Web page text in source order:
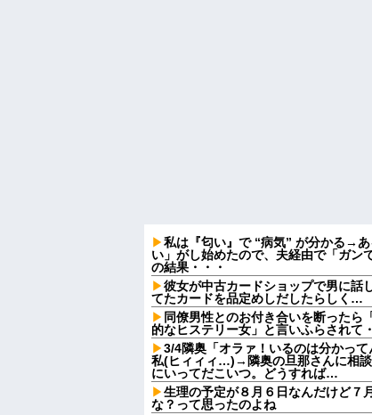
私は『匂い』で “病気” が分かる→
い」がし始めたので、夫経由で「ガン
の結果・・・
彼女が中古カードショップで男に話
てたカードを品定めしだしたらしく…
同僚男性とのお付き合いを断ったら
的なヒステリー女」と言いふらされて
3/4隣奥「オラァ！いるのは分かっ
私(ヒィィィ…)→隣奥の旦那さんに相
にいってだこいつ。どうすれば…
生理の予定が８月６日なんだけど７
な？って思ったのよね